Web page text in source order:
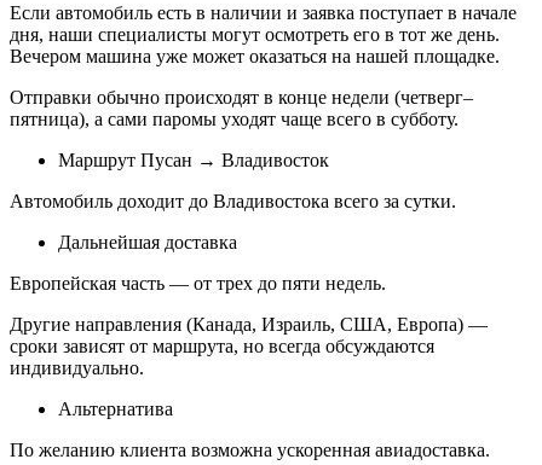
Если автомобиль есть в наличии и заявка поступает в начале
дня, наши специалисты могут осмотреть его в тот же день.
Вечером машина уже может оказаться на нашей площадке.
Отправки обычно происходят в конце недели (четверг–
пятница), а сами паромы уходят чаще всего в субботу.
Маршрут Пусан → Владивосток
Автомобиль доходит до Владивостока всего за сутки.
Дальнейшая доставка
Европейская часть — от трех до пяти недель.
Другие направления (Канада, Израиль, США, Европа) —
сроки зависят от маршрута, но всегда обсуждаются
индивидуально.
Альтернатива
По желанию клиента возможна ускоренная авиадоставка.